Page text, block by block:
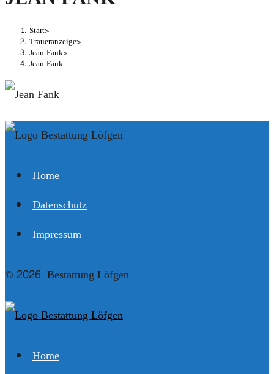
Start>
Traueranzeige>
Jean Fank>
Jean Fank
Home
Datenschutz
Impressum
© 2026 Bestattung Löfgen
Home